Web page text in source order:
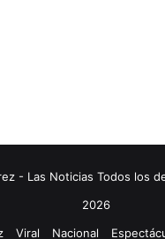
- Las Noticias Todos los
2026
Viral Nacional